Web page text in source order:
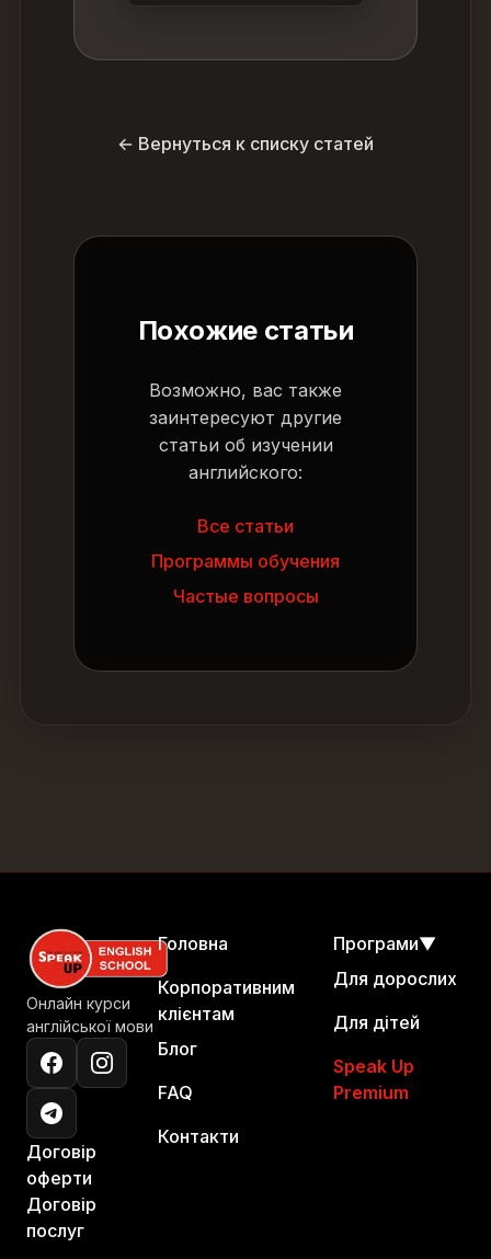
← Вернуться к списку статей
Похожие статьи
Возможно, вас также
заинтересуют другие
статьи об изучении
английского:
Все статьи
Программы обучения
Частые вопросы
Онлайн курси
англійської мови
Договір
оферти
Договір
послуг
Головна
Корпоративним
клієнтам
Блог
FAQ
Контакти
Програми▼
Для дорослих
Для дітей
Speak Up
Premium